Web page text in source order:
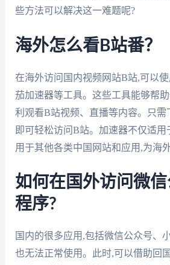
些方法可以解决这一难题呢?
海外怎么看B站番？
在海外访问国内视频网站B站,可以
茄加速器等工具。这些工具能够帮
利观看B站视频、直播等内容。只需
即可轻松访问B站。加速器不仅适用
用于其他各类中国网站和应用,为海
如何在国外访问微
程序?
国内的很多应用,包括微信公众号、
也无法正常使用。此时,可以借助回